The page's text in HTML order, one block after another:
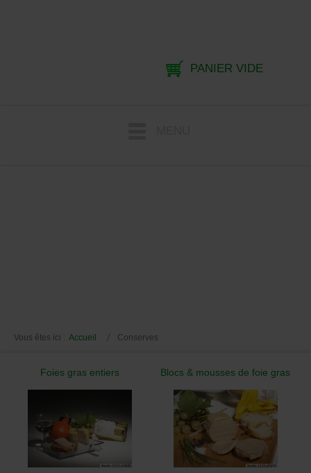
PANIER VIDE
Vous êtes ici : Accueil Conserves
Foies gras entiers Blocs & mousses de foie gras